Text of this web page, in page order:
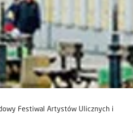
Festiwal Artystów Ulicznych i